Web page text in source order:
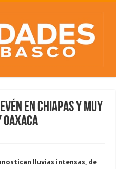
en Chiapas y muy
lluvias intensas, de